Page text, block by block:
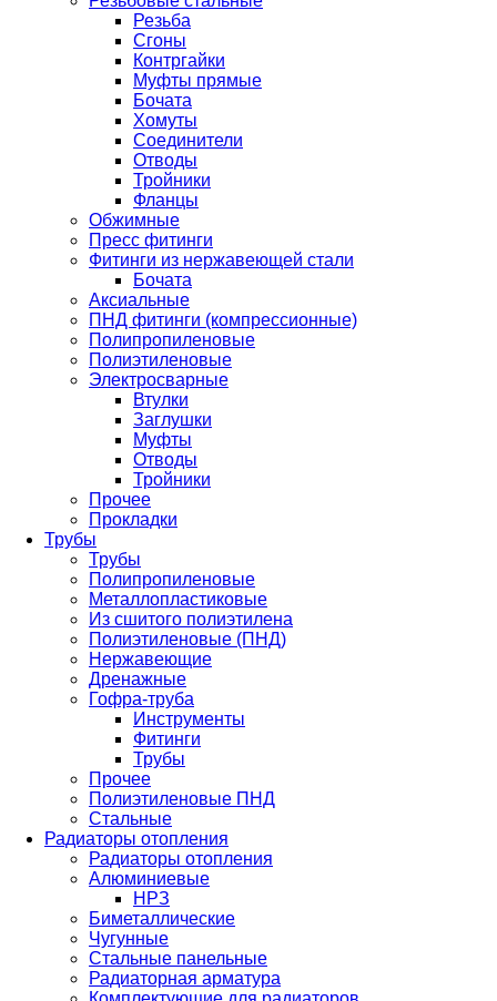
Резьба
Сгоны
Контргайки
Муфты прямые
Бочата
Хомуты
Соединители
Отводы
Тройники
Фланцы
Обжимные
Пресс фитинги
Фитинги из нержавеющей стали
Бочата
Аксиальные
ПНД фитинги (компрессионные)
Полипропиленовые
Полиэтиленовые
Электросварные
Втулки
Заглушки
Муфты
Отводы
Тройники
Прочее
Прокладки
Трубы
Трубы
Полипропиленовые
Металлопластиковые
Из сшитого полиэтилена
Полиэтиленовые (ПНД)
Нержавеющие
Дренажные
Гофра-труба
Инструменты
Фитинги
Трубы
Прочее
Полиэтиленовые ПНД
Стальные
Радиаторы отопления
Радиаторы отопления
Алюминиевые
НРЗ
Биметаллические
Чугунные
Стальные панельные
Радиаторная арматура